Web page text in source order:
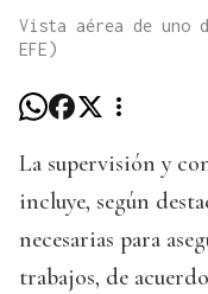
Vista aérea de uno
EFE)
La supervisión y
incluye, según
necesarias para
trabajos, de